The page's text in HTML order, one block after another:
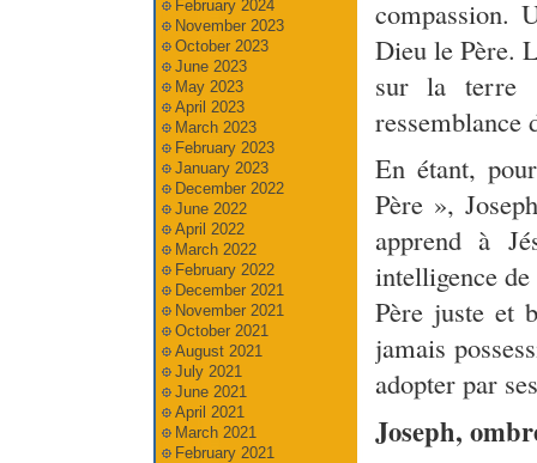
compassion.
Dieu le Père.
sur la terre
ressemblance
En étant,
Père »,
apprend à
intelligence
Père juste et
jamais
adopter par
Joseph,
February 2024
November 2023
October 2023
June 2023
May 2023
April 2023
March 2023
February 2023
January 2023
December 2022
June 2022
April 2022
March 2022
February 2022
December 2021
November 2021
October 2021
August 2021
July 2021
June 2021
April 2021
March 2021
February 2021